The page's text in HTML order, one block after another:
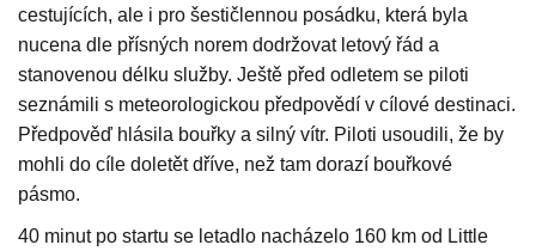
cestujících, ale i pro šestičlennou posádku, která byla
nucena dle přísných norem dodržovat letový řád a
stanovenou délku služby. Ještě před odletem se piloti
seznámili s meteorologickou předpovědí v cílové destinaci.
Předpověď hlásila bouřky a silný vítr. Piloti usoudili, že by
mohli do cíle doletět dříve, než tam dorazí bouřkové
pásmo.
40 minut po startu se letadlo nacházelo 160 km od Little